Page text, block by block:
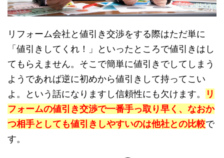
リフォーム会社と値引き交渉をする際はただ単に
「値引きしてくれ！」といったところで値引きはし
てもらえません。そこで簡単に値引きでしてしまう
ようであれば逆に初めから値引きして持ってこい
よ。という話になりますし信頼性にも欠けます。
リ
フォームの値引き交渉で一番手っ取り早く、なおか
つ相手としても値引きしやすいのは他社との比較で
す。